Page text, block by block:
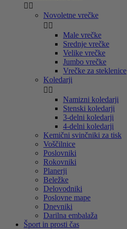
 
Novoletne vrečke
 
Male vrečke
Srednje vrečke
Velike vrečke
Jumbo vrečke
Vrečke za steklenice
Koledarji
 
Namizni koledarji
Stenski koledarji
3-delni koledarji
4-delni koledarji
Kemični svinčniki za tisk
Voščilnice
Poslovniki
Rokovniki
Planerji
Beležke
Delovodniki
Poslovne mape
Dnevniki
Darilna embalaža
Šport in prosti čas